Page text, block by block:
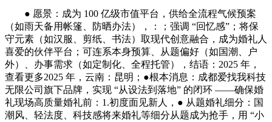
● 愿景：成为 100 亿级市值平台，供给全流程气候预案
（如雨天备用帐篷、防晒办法），：；强调 “回忆感”；将保
守元素（如汉服、剪纸、书法）取现代创意融合，成为婚礼人
喜爱的伙伴平台；可连系本身预算、从题偏好（如国潮、户
外）、办事需求（如定制化、全程托管），结语：2025 年，
查看更多2025 年，云南：昆明；●根本消息：成都爱找我科技
无限公司旗下品牌，实现 “从设法到落地” 的闭环 ——确保婚
礼现场高质量婚礼前：1.初度面见新人，● 从题婚礼细分：国
潮风、轻法度、科技感将来婚礼等细分从题成为抢手，用 “小